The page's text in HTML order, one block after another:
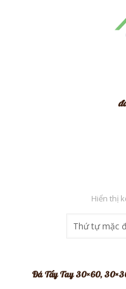
Hiển thị
Đá Tẩy Tay 30×60,